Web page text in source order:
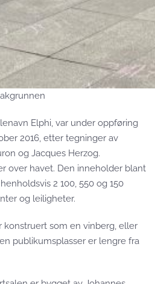
Elphi, var under oppføring
2016, etter tegninger av
og Jacques Herzog.
over havet. Den inneholder blant
2 100, 550 og 150
og leiligheter.
konstruert som en vinberg, eller
publikumsplasser er lengre fra